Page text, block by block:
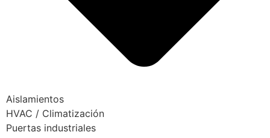
Aislamientos
HVAC / Climatización
Puertas industriales